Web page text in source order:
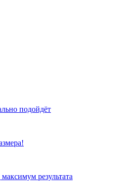
подойдёт
результата